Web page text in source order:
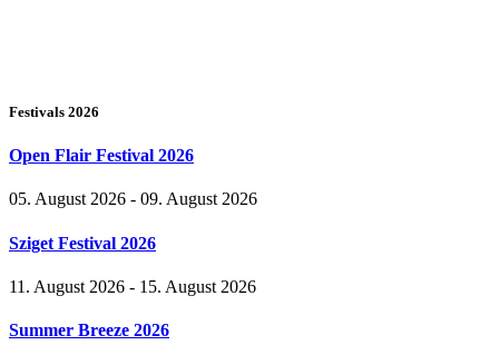
Festivals 2026
Open Flair Festival 2026
05. August 2026 - 09. August 2026
Sziget Festival 2026
11. August 2026 - 15. August 2026
Summer Breeze 2026